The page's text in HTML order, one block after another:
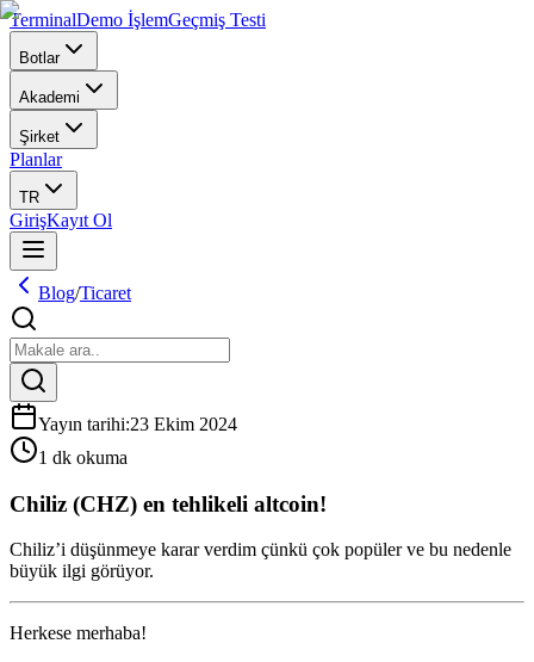
TerminalDemo İşlemGeçmiş Testi
Botlar
Akademi
Şirket
Planlar
TR
GirişKayıt Ol
Blog/Ticaret
Yayın tarihi:23 Ekim 2024
1 dk okuma
Chiliz (CHZ) en tehlikeli altcoin!
Chiliz’i düşünmeye karar verdim çünkü çok popüler ve bu nedenle
büyük ilgi görüyor.
Herkese merhaba!